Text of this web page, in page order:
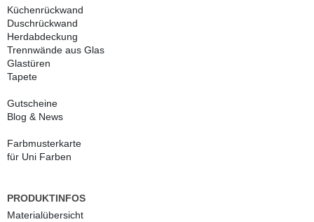
Küchenrückwand
Duschrückwand
Herdabdeckung
Trennwände aus Glas
Glastüren
Tapete
Gutscheine
Blog & News
Farbmusterkarte
für Uni Farben
PRODUKTINFOS
Materialübersicht